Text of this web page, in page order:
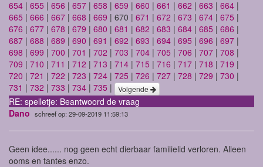
654 | 655 | 656 | 657 | 658 | 659 | 660 | 661 | 662 | 663 | 664 |
665 | 666 | 667 | 668 | 669 | 670 | 671 | 672 | 673 | 674 | 675 |
676 | 677 | 678 | 679 | 680 | 681 | 682 | 683 | 684 | 685 | 686 |
687 | 688 | 689 | 690 | 691 | 692 | 693 | 694 | 695 | 696 | 697 |
698 | 699 | 700 | 701 | 702 | 703 | 704 | 705 | 706 | 707 | 708 |
709 | 710 | 711 | 712 | 713 | 714 | 715 | 716 | 717 | 718 | 719 |
720 | 721 | 722 | 723 | 724 | 725 | 726 | 727 | 728 | 729 | 730 |
731 | 732 | 733 | 734 | 735 | Volgende
RE: spelletje: Beantwoord de vraag
Dano schreef op: 29-09-2019 11:59:13
Geen idee...... nog geen echt dierbaar familielid verloren. Alleen
ooms en tantes enzo.